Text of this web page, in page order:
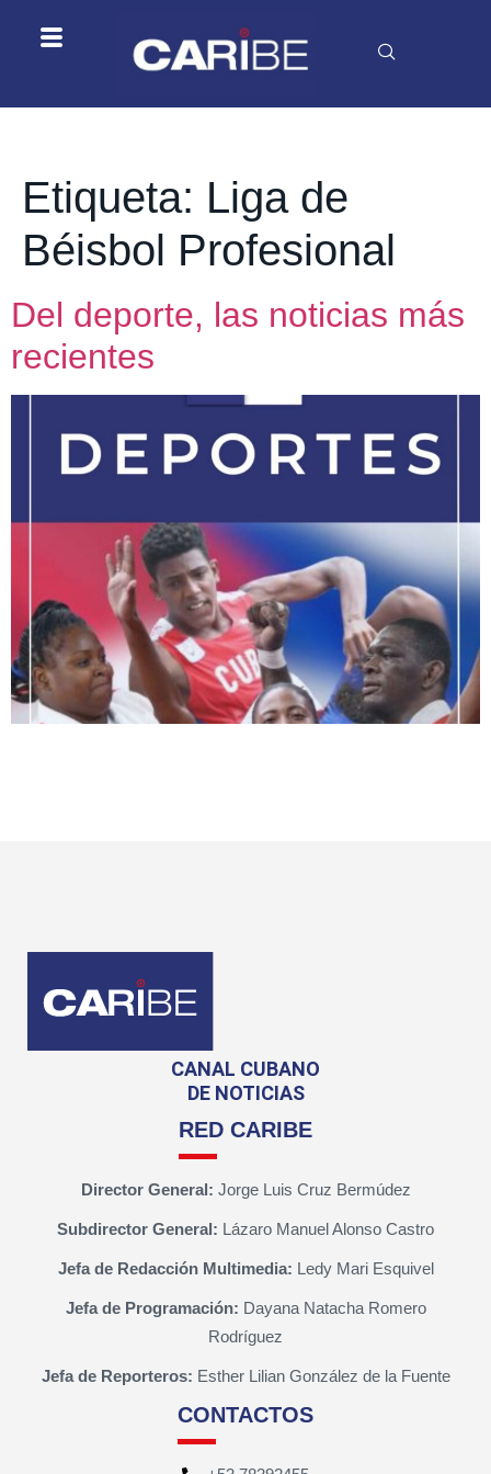
Etiqueta: Liga de
Béisbol Profesional
Del deporte, las noticias más
recientes
CANAL CUBANO
DE NOTICIAS
RED CARIBE
Director General: Jorge Luis Cruz Bermúdez
Subdirector General: Lázaro Manuel Alonso Castro
Jefa de Redacción Multimedia: Ledy Mari Esquivel
Jefa de Programación: Dayana Natacha Romero
Rodríguez
Jefa de Reporteros: Esther Lilian González de la Fuente
CONTACTOS